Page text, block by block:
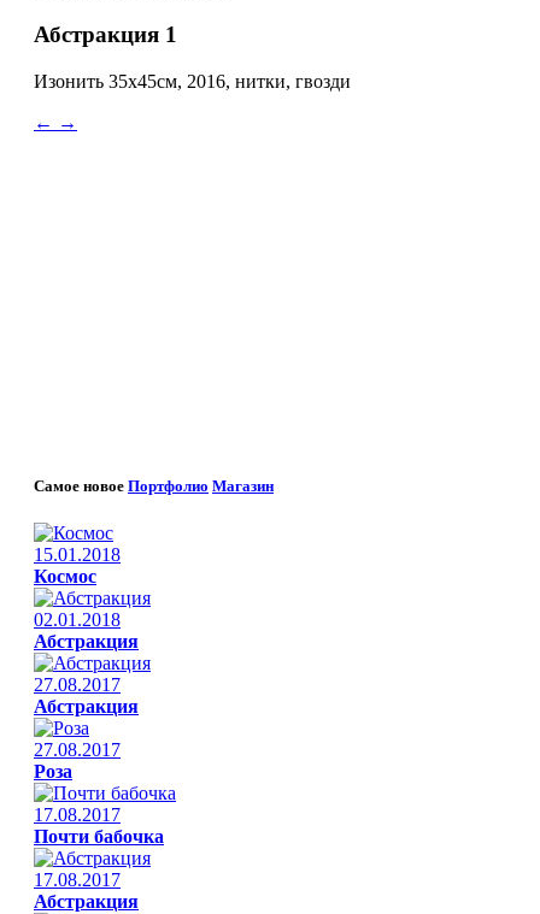
Абстракция 1
Изонить 35х45см, 2016, нитки, гвозди
← →
Самое новое Портфолио Магазин
15.01.2018
Космос
02.01.2018
Абстракция
27.08.2017
Абстракция
27.08.2017
Роза
17.08.2017
Почти бабочка
17.08.2017
Абстракция